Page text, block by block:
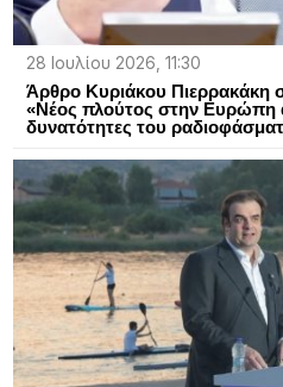
28 Ιουλίου 2026, 11:30
Άρθρο Κυριάκου Πιερρακάκη
«Νέος πλούτος στην Ευρώπη
δυνατότητες του